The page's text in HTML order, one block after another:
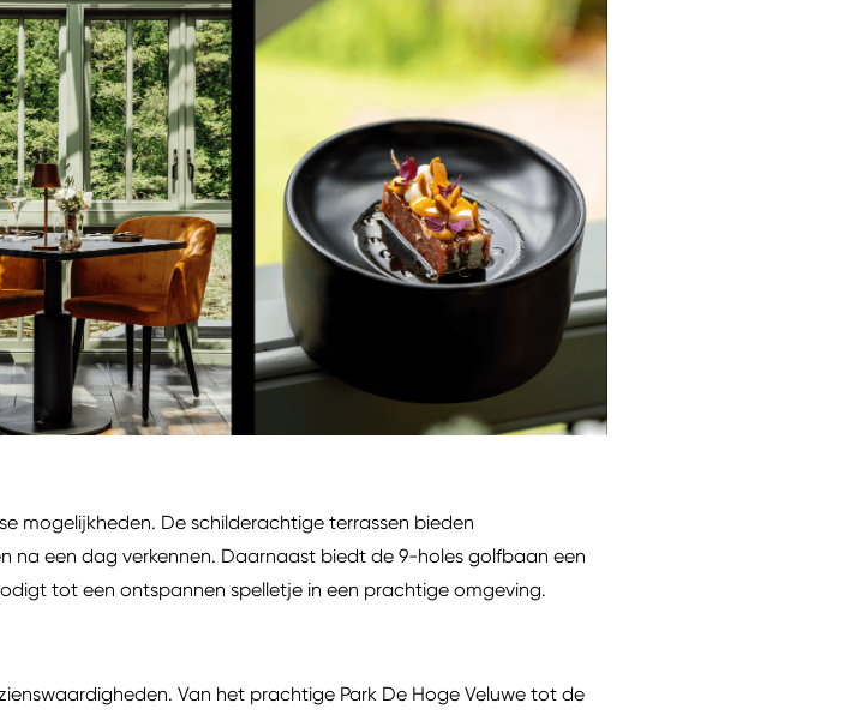
mogelijkheden. De schilderachtige terrassen bieden
een dag verkennen. Daarnaast biedt de 9-holes golfbaan een
tot een ontspannen spelletje in een prachtige omgeving.
Van het prachtige Park De Hoge Veluwe tot de